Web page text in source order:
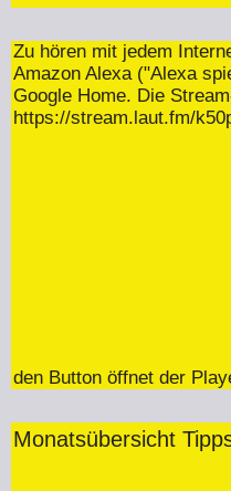
Zu hören mit jedem
Amazon Alexa ("Alexa
Google Home. Die
https://stream.laut.fm/
den Button öffnet der
Monatsübersicht